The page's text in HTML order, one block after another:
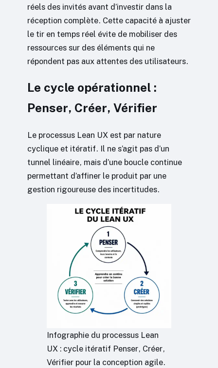
réels des invités avant d’investir dans la
réception complète. Cette capacité à ajuster
le tir en temps réel évite de mobiliser des
ressources sur des éléments qui ne
répondent pas aux attentes des utilisateurs.
Le cycle opérationnel :
Penser, Créer, Vérifier
Le processus Lean UX est par nature
cyclique et itératif. Il ne s’agit pas d’un
tunnel linéaire, mais d’une boucle continue
permettant d’affiner le produit par une
gestion rigoureuse des incertitudes.
Infographie du processus Lean
UX : cycle itératif Penser, Créer,
Vérifier pour la conception agile.